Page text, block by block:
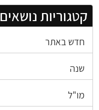
קטגוריות נושאים
חדש באתר
שנה
מו"ל